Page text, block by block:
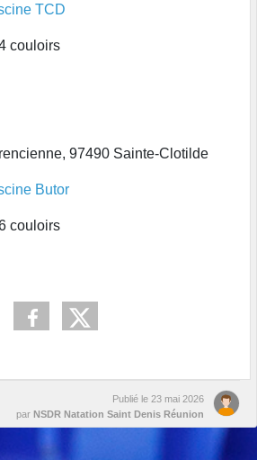
TCD
couloirs
97490 Sainte-Clotilde
Butor
couloirs
Publié le 23 mai 2026
par NSDR Natation Saint Denis Réunion